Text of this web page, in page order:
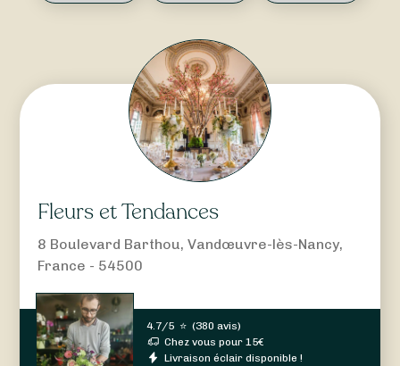
Fleurs et Tendances
8 Boulevard Barthou, Vandœuvre-lès-Nancy,
France - 54500
4.7/5 ⭐ (380 avis)
Chez vous pour15€
Livraison éclair disponible !